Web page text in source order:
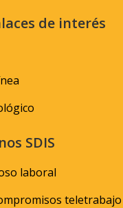
de interés
SDIS
laboral
teletrabajo